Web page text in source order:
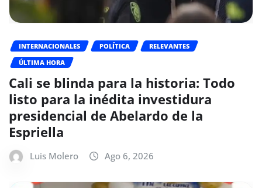
INTERNACIONALES POLÍTICA
RELEVANTES
ÚLTIMA HORA
Cali se blinda para la historia: Todo
listo para la inédita investidura
presidencial de Abelardo de la
Espriella
Luis Molero Ago 6, 2026